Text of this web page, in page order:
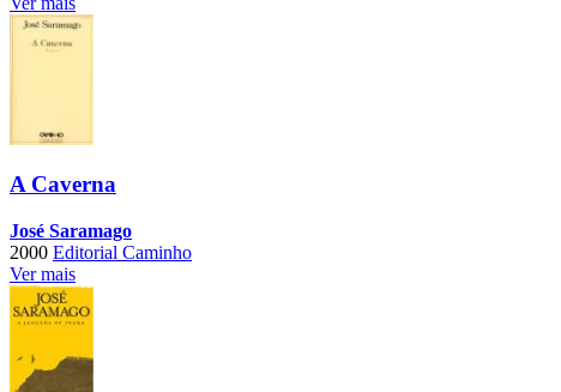
A Caverna
José Saramago
2000 Editorial Caminho
Ver mais